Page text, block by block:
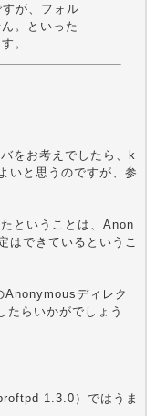
が、フォル
。といった
。
をお考えでしたら、k
いと思うのですが、参
ということは、Anon
はできているというこ
ディレク
たらいかがでしょう
1.3.0）ではうま